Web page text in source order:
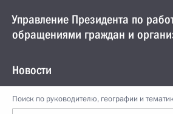
Управление Президента по
обращениями граждан и
Новости
Поиск по руководителю, географии и